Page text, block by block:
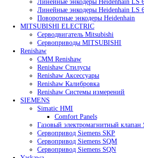
Heidenhain
Линейные энкодеры
Линейные энкодеры
Линейные энкодеры
Линейные энкодеры
Поворотные энкодеры
MITSUBISHI ELECTRIC
Серводвигатель Mitsubishi
Сервоприводы MITSUBISHI
Renishaw
CMM Renishaw
Renishaw Cтилусы
Renishaw Аксессуары
Renishaw Калибровка
Renishaw Системы измерений
SIEMENS
Simatic HMI